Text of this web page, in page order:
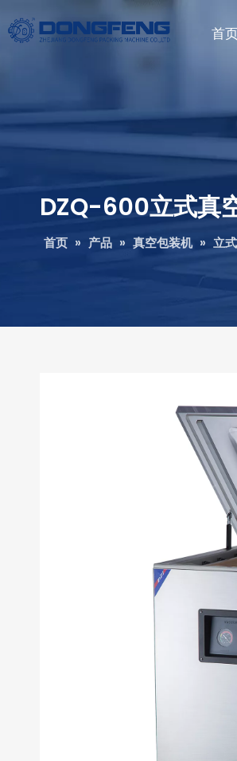
首
DZQ-600立式真
首页 » 产品 » 真空包装机 » 立